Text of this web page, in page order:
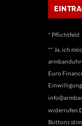
* Pflichtfeld
** Ja, ich
Euro
Buttons